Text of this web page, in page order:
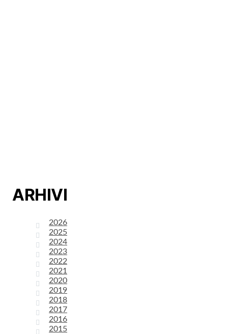
ARHIVI
2026
2025
2024
2023
2022
2021
2020
2019
2018
2017
2016
2015